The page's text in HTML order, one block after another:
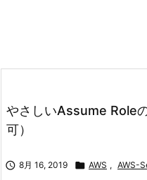
やさしいAssume Role
可）
 8月 16, 2019  AWS , AWS-